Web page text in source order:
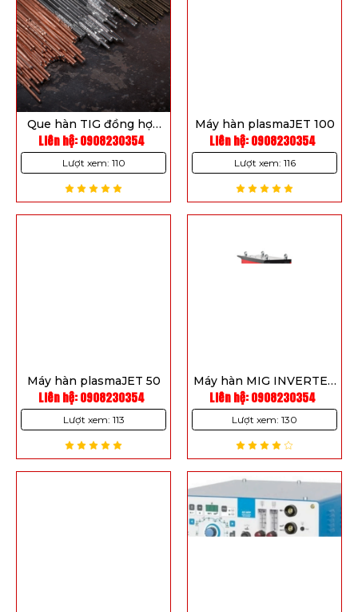
Que hàn TIG đồng hợp
kim Capilla CuNi10 Fe
WIG
Liên hệ: 0908230354
Lượt xem: 110
Máy hàn plasmaJET 100
Liên hệ: 0908230354
Lượt xem: 116
Máy hàn plasmaJET 50
Liên hệ: 0908230354
Lượt xem: 113
Máy hàn MIG INVERTER
404 C BASIC
Liên hệ: 0908230354
Lượt xem: 130